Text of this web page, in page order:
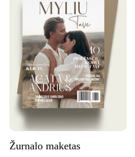
Žurnalo maketas